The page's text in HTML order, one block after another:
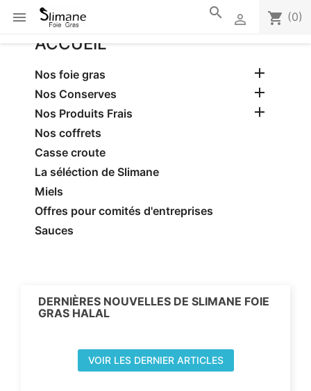
 shopping_cart (0)

search
ACCUEIL
Nos foie gras 
Nos Conserves 
Nos Produits Frais 
Nos coffrets
Casse croute
La séléction de Slimane
Miels
Offres pour comités d'entreprises
Sauces
DERNIÈRES NOUVELLES DE SLIMANE FOIE
GRAS HALAL
VOIR LES DERNIER ARTICLES